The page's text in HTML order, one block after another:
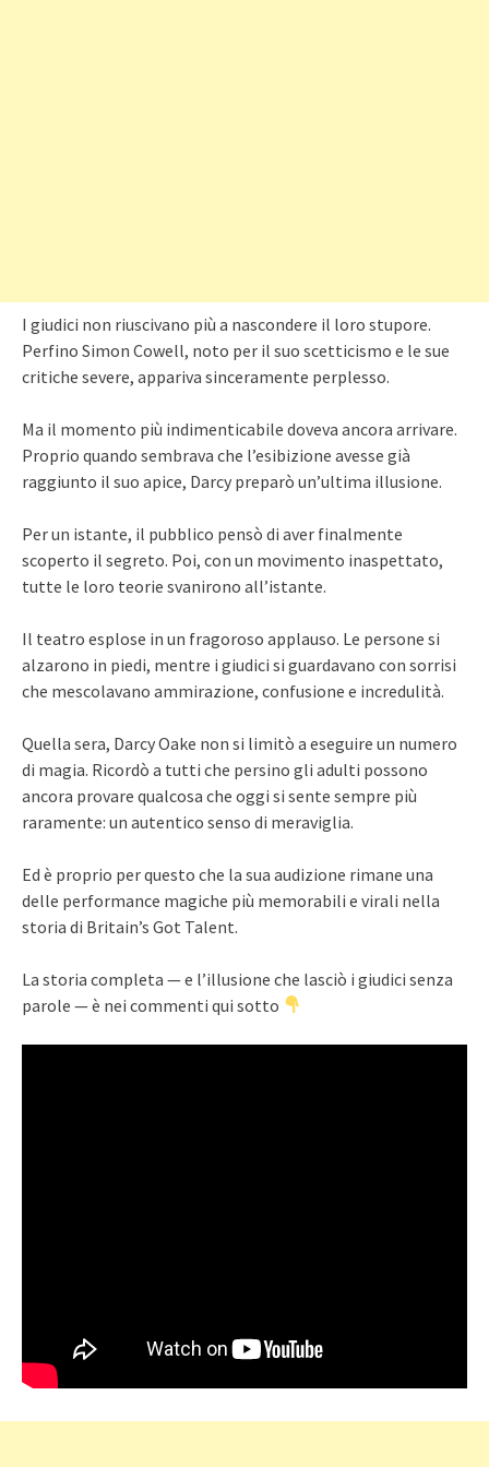
I giudici non riuscivano più a nascondere il loro stupore.
Perfino Simon Cowell, noto per il suo scetticismo e le sue
critiche severe, appariva sinceramente perplesso.
Ma il momento più indimenticabile doveva ancora arrivare.
Proprio quando sembrava che l’esibizione avesse già
raggiunto il suo apice, Darcy preparò un’ultima illusione.
Per un istante, il pubblico pensò di aver finalmente
scoperto il segreto. Poi, con un movimento inaspettato,
tutte le loro teorie svanirono all’istante.
Il teatro esplose in un fragoroso applauso. Le persone si
alzarono in piedi, mentre i giudici si guardavano con sorrisi
che mescolavano ammirazione, confusione e incredulità.
Quella sera, Darcy Oake non si limitò a eseguire un numero
di magia. Ricordò a tutti che persino gli adulti possono
ancora provare qualcosa che oggi si sente sempre più
raramente: un autentico senso di meraviglia.
Ed è proprio per questo che la sua audizione rimane una
delle performance magiche più memorabili e virali nella
storia di Britain’s Got Talent.
La storia completa — e l’illusione che lasciò i giudici senza
parole — è nei commenti qui sotto